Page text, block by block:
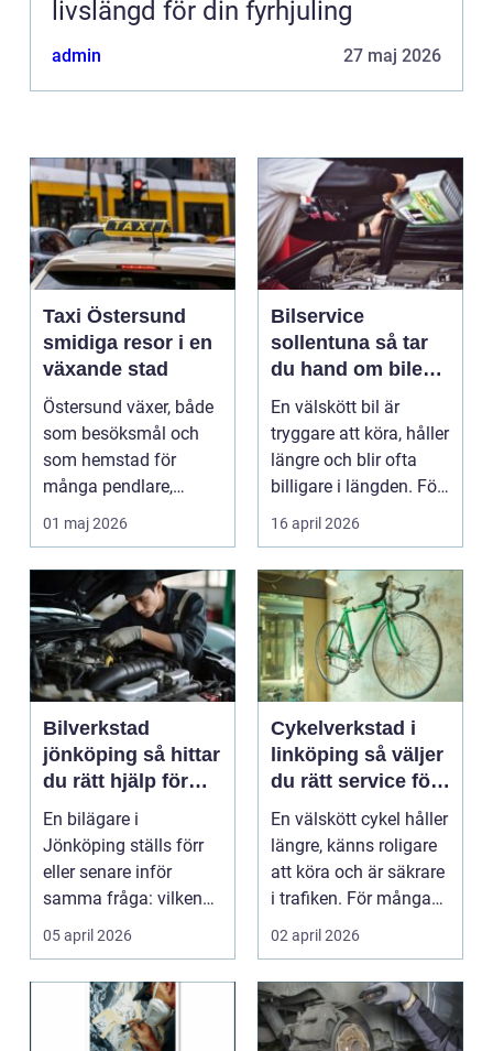
livslängd för din fyrhjuling
admin 27 maj 2026
Taxi Östersund
smidiga resor i en
växande stad
Östersund växer, både
som besöksmål och
som hemstad för
många pendlare,
studenter och
företagare. En...
01 maj 2026
Bilservice
sollentuna så tar
du hand om bilen
på ett smart sätt
En välskött bil är
tryggare att köra, håller
längre och blir ofta
billigare i längden. För
många bil...
16 april 2026
Bilverkstad
jönköping så hittar
du rätt hjälp för
bilen
En bilägare i
Jönköping ställs förr
eller senare inför
samma fråga: vilken
verkstad tar bäst hand
om...
05 april 2026
Cykelverkstad i
linköping så väljer
du rätt service för
din cykel
En välskött cykel håller
längre, känns roligare
att köra och är säkrare
i trafiken. För många
som cy...
02 april 2026